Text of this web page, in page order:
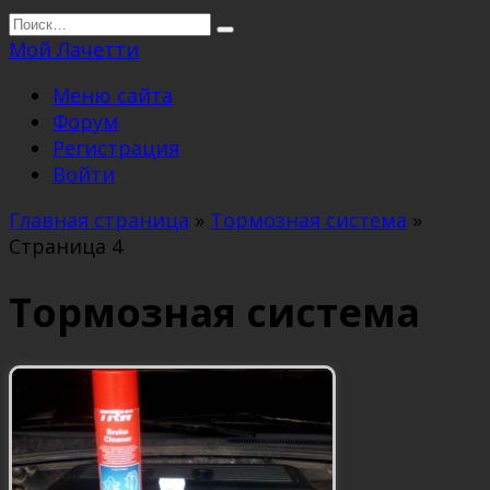
Перейти
к
Search
for:
Мой Лачетти
Меню сайта
Форум
Регистрация
Войти
Главная страница » Тормозная система »
Страница 4
Тормозная система